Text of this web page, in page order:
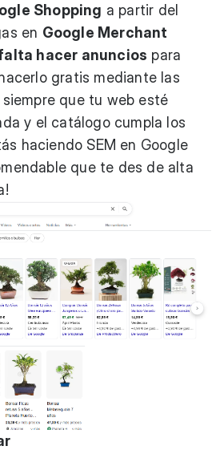
Shopping a partir del
en Google Merchant
hacer anuncios para
gratis mediante las
siempre que tu web esté
y el catálogo cumpla los
haciendo SEM en Google
que te des de alta